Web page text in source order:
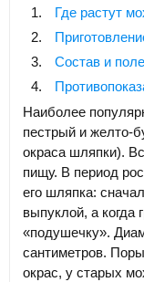
Где растут
Состав и
Наиболее
пестрый и желто-
окраса шляпки).
пищу. В период
его шляпка:
выпуклой, а когда
«подушечку».
сантиметров.
окрас, у старых